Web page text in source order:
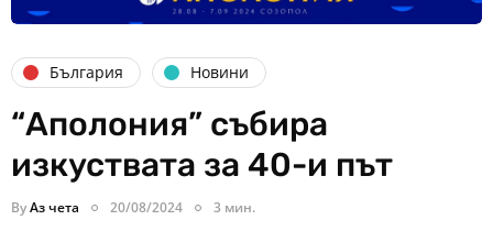
България Новини
“Аполония” събира
изкуствата за 40-и път
ByАз чета 20/08/2024 3 мин.